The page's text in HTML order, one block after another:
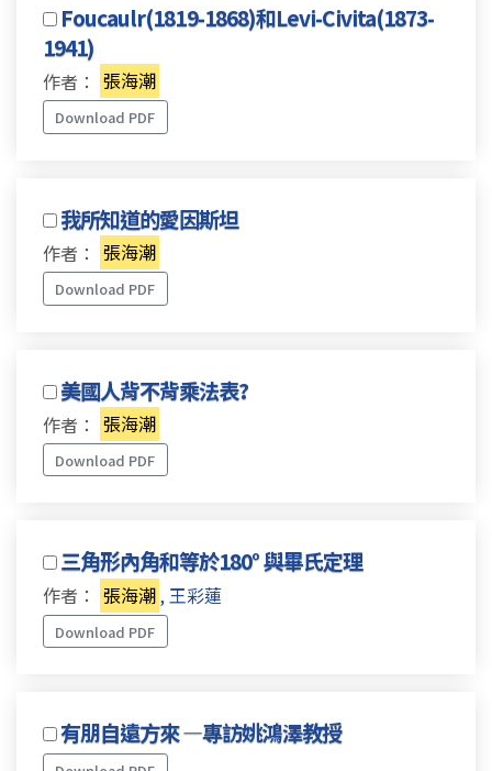
Foucaulr(1819-1868)和Levi-Civita(1873-
1941)
作者： 張海潮
Download PDF
我所知道的愛因斯坦
作者： 張海潮
Download PDF
美國人背不背乘法表?
作者： 張海潮
Download PDF
三角形內角和等於180° 與畢氏定理
作者： 張海潮, 王彩蓮
Download PDF
有朋自遠方來 —專訪姚鴻澤教授